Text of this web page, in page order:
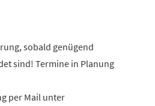
sobald genügend
sind! Termine in Planung
per Mail unter